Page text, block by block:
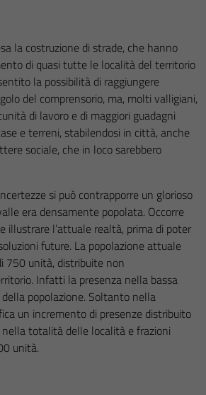
la costruzione di strade, che hanno
di quasi tutte le località del territorio
la possibilità di raggiungere
del comprensorio, ma, molti valligiani,
di lavoro e di maggiori guadagni
e terreni, stabilendosi in città, anche
sociale, che in loco sarebbero
si può contrapporre un glorioso
era densamente popolata. Occorre
illustrare l’attuale realtà, prima di poter
future. La popolazione attuale
750 unità, distribuite non
Infatti la presenza nella bassa
popolazione. Soltanto nella
un incremento di presenze distribuito
totalità delle località e frazioni
unità.